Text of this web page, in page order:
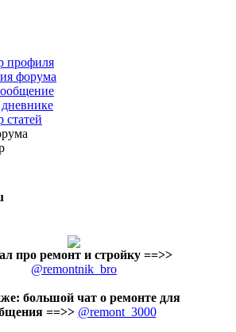
профиля
форума
статей
про ремонт и стройку ==>>
@remontnik_bro
большой чат о ремонте для
==>> @remont_3000